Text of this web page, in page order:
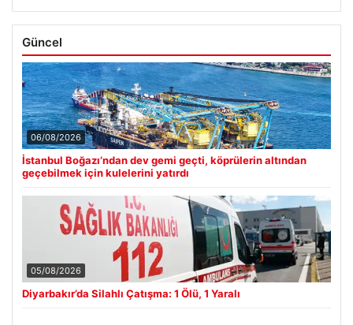
Güncel
06/08/2026
İstanbul Boğazı’ndan dev gemi geçti, köprülerin altından
geçebilmek için kulelerini yatırdı
05/08/2026
Diyarbakır’da Silahlı Çatışma: 1 Ölü, 1 Yaralı